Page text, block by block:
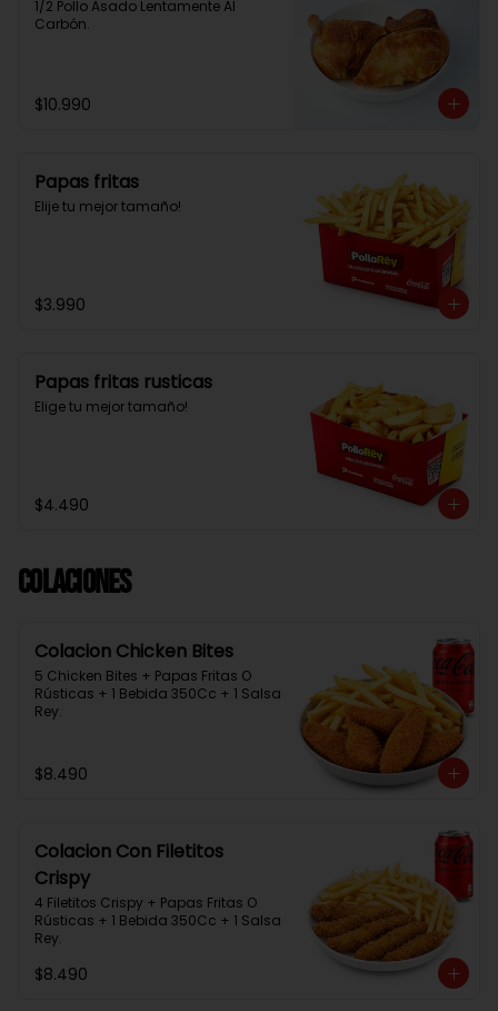
1/2 Pollo Asado Lentamente Al
Carbón.
$10.990
Papas fritas
Elije tu mejor tamaño!
$3.990
Papas fritas rusticas
Elige tu mejor tamaño!
$4.490
Colaciones
Colacion Chicken Bites
5 Chicken Bites + Papas Fritas O
Rústicas + 1 Bebida 350Cc + 1 Salsa
Rey.
$8.490
Colacion Con Filetitos
Crispy
4 Filetitos Crispy + Papas Fritas O
Rústicas + 1 Bebida 350Cc + 1 Salsa
Rey.
$8.490